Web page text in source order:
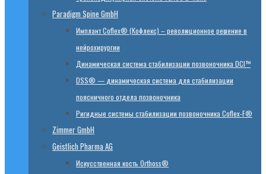
Paradigm Spine GmbH
Имплант Coflex® (Кофлекс) – революционное решение в
нейрохирургии
Динамическая система стабилизации позвоночника DCI™
DSS® — динамическая система для стабилизации
поясничного отдела позвоночника
Ригидные системы стабилизации позвоночника Coflex-F®
Zimmer GmbH
Geistlich Pharma AG
Искусственная кость Orthoss®